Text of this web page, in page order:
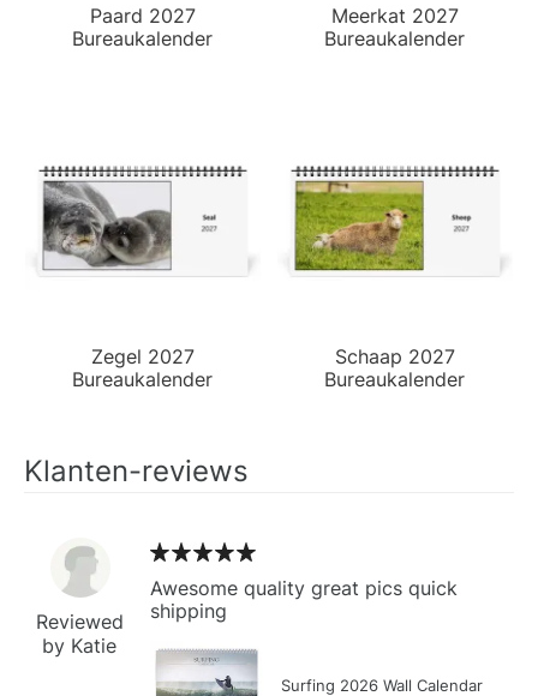
Paard 2027
Bureaukalender
Meerkat 2027
Bureaukalender
Zegel 2027
Bureaukalender
Schaap 2027
Bureaukalender
Klanten-reviews
Reviewed
by Katie
Awesome quality great pics quick
shipping
Surfing 2026 Wall Calendar